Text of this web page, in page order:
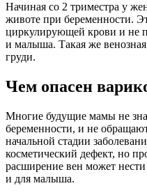
Начиная со 2 триместра у
животе при беременности.
циркулирующей крови и не
и малыша. Такая же
груди.
Чем опасен
Многие будущие мамы не
беременности, и не
начальной стадии
косметический дефект, но
расширение вен может
и для малыша.